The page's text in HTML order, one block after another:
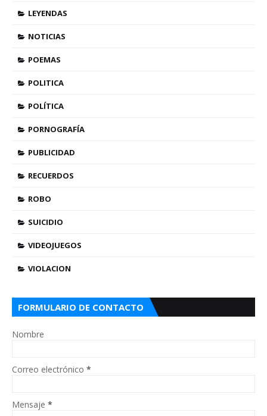
LEYENDAS
NOTICIAS
POEMAS
POLITICA
POLÍTICA
PORNOGRAFÍA
PUBLICIDAD
RECUERDOS
ROBO
SUICIDIO
VIDEOJUEGOS
VIOLACION
FORMULARIO DE CONTACTO
Nombre
Correo electrónico *
Mensaje *